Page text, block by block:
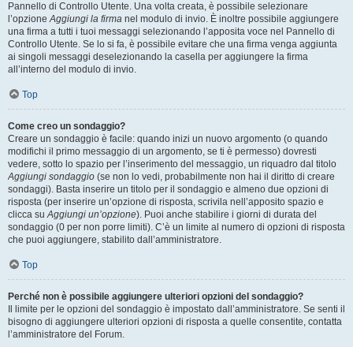
Pannello di Controllo Utente. Una volta creata, è possibile selezionare
l’opzioneAggiungi la firma nel modulo di invio. È inoltre possibile aggiungere
una firma a tutti i tuoi messaggi selezionando l’apposita voce nel Pannello di
Controllo Utente. Se lo si fa, è possibile evitare che una firma venga aggiunta
ai singoli messaggi deselezionando la casella per aggiungere la firma
all’interno del modulo di invio.
Top
Come creo un sondaggio?
Creare un sondaggio è facile: quando inizi un nuovo argomento (o quando
modifichi il primo messaggio di un argomento, se ti è permesso) dovresti
vedere, sotto lo spazio per l’inserimento del messaggio, un riquadro dal titolo
Aggiungi sondaggio (se non lo vedi, probabilmente non hai il diritto di creare
sondaggi). Basta inserire un titolo per il sondaggio e almeno due opzioni di
risposta (per inserire un’opzione di risposta, scrivila nell’apposito spazio e
clicca suAggiungi un’opzione). Puoi anche stabilire i giorni di durata del
sondaggio (0 per non porre limiti). C’è un limite al numero di opzioni di risposta
che puoi aggiungere, stabilito dall’amministratore.
Top
Perché non è possibile aggiungere ulteriori opzioni del sondaggio?
Il limite per le opzioni del sondaggio è impostato dall’amministratore. Se senti il
bisogno di aggiungere ulteriori opzioni di risposta a quelle consentite, contatta
l’amministratore del Forum.